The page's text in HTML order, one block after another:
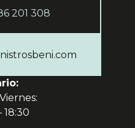
201 308
18:30